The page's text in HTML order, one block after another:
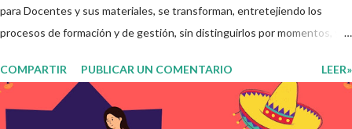
para Docentes y sus materiales, se transforman, entretejiendo los
procesos de formación y de gestión, sin distinguirlos por momentos, y
genérico y no está diferenciado por niveles educativos. Desde la
flexibilidad en la que se concibe el CTE y en correspondencia con la
Nueva Escuela Mexicana, se propone que el colectivo docente tome
COMPARTIR PUBLICAR UN COMENTARIO LEER»